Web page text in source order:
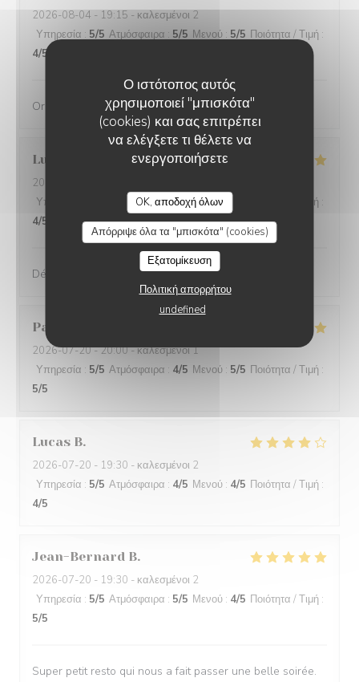
Ο ιστότοπος αυτός
χρησιμοποιεί "μπισκότα"
(cookies) και σας επιτρέπει
να ελέγξετε τι θέλετε να
ενεργοποιήσετε
OK, αποδοχή όλων
Απόρριψε όλα τα "μπισκότα" (cookies)
Εξατομίκευση
Πολιτική απορρήτου
undefined
2026-08-04 - 19:15 - καλεσμένοι 2
Υπηρεσία : 5/5 Ατμόσφαιρα : 5/5 Μενού : 5/5 Ποιότητα / Τιμή :
4/5
Original, délicieux et servi avec amabilité
Lucie
2026-08-01
Υπηρεσία
Ατμόσφαιρα:5/5 Μενού Ποιότητα / Τιμή :
4/5
Délicieux, raffiné et original. Je recommande !
Pascal
2026-07-20- 20:00 - καλεσμένοι 1
Υπηρεσία : 5/5 Ατμόσφαιρα : 4/5 Μενού : 5/5 Ποιότητα / Τιμή :
5/5
Lucas B
2026-07-20 - 19:30 - καλεσμένοι 2
Υπηρεσία : 5/5 Ατμόσφαιρα : 4/5 Μενού : 4/5 Ποιότητα / Τιμή :
4/5
Jean-Bernard B
2026-07-20 - 19:30 - καλεσμένοι 2
Υπηρεσία : 5/5 Ατμόσφαιρα : 5/5 Μενού : 4/5 Ποιότητα / Τιμή :
5/5
Super petit resto qui nous a fait passer une belle soirée.